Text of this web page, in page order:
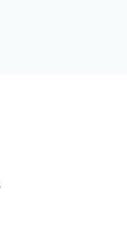
alcuni canali italiani,
auto, bici e scooter.